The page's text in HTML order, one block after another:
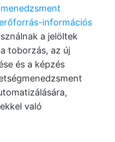
információs
a jelöltek
toborzás, az új
és a képzés
való